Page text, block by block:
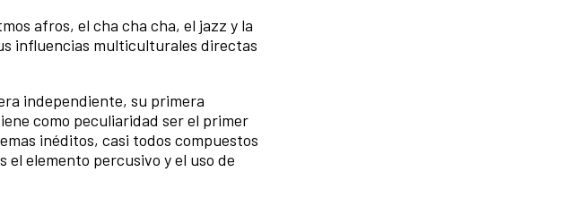
afros, el cha cha cha, el jazz y la
influencias multiculturales directas
independiente, su primera
como peculiaridad ser el primer
inéditos, casi todos compuestos
el elemento percusivo y el uso de